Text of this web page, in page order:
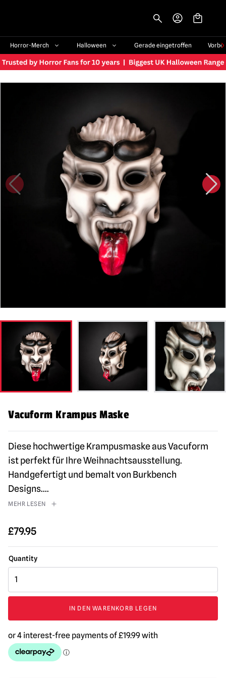
Horror-Merch Halloween Gerade eingetroffen
Vacuform Krampus Maske
Diese hochwertige Krampusmaske aus Vacuform
ist perfekt für Ihre Weihnachtsausstellung.
Handgefertigt und bemalt von Burkbench
Designs....
MEHR LESEN
£79.95
Vacuform
Maske
IN DEN WARENKORB LEGEN